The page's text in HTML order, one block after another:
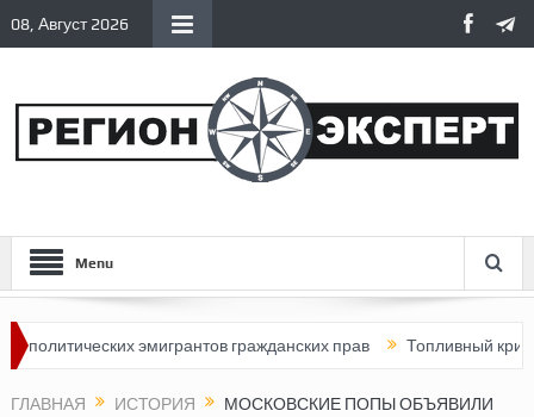
08, Август 2026
Menu
эмигрантов гражданских прав Топливный кризис в
ГЛАВНАЯ ИСТОРИЯ
МОСКОВСКИЕ ПОПЫ ОБЪЯВИЛИ